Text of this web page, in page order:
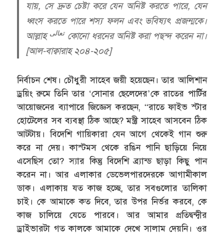
যায়, সে দ্রুত চেষ্টা করে যেন অনিষ্ট করতে পারে, যেন
ধ্বংস করতে পারে শস্য ফলন এবং ভবিষ্যৎ প্রজন্মকে।
আল্লাহتعالىকোনো ধরনের অনিষ্ট করা পছন্দ করেন না।
[আল-বাক্বারাহ ২০৪-২০৫]
নির্বাচন শেষ। চৌধুরী সাহেব জয়ী হয়েছেন। তার আলিশান
ড্রয়িং রুমে তিনি তার ‘সোনার ছেলেদের’কে রাতের পার্টির
আয়োজনের ব্যাপারে জিজ্ঞেস করছেন, “রাতে ফাইভ স্টার
হোটেলের সব ব্যবস্থা ঠিক আছে? মন্ত্রী সাহেব আসবেন ঠিক
আটটায়। বিদেশি গায়িকারা যেন আগে থেকেই গান শুরু
করে না দেয়। কাস্টমস থেকে রঙিন পানি ছাড়িয়ে নিয়ে
এসেছিস তো? স্যার কিন্তু বিদেশি ব্র্যান্ড ছাড়া কিছু পান
করেন না। আর এলাকার ডেভেলপারদেরকে আগামীকাল
ডাক। এলাকায় যত কাজ হচ্ছে, তার সবগুলোর তালিকা
চাই। কে আমাকে কত দিবে, তার উপর নির্ভর করবে, কে
কাজ চালিয়ে যেতে পারবে। আর আমার প্রতিদ্বন্দ্বীর
ড্রাইভারটা গত কালকে আমাকে দেখে সালাম দেয়নি। ওর